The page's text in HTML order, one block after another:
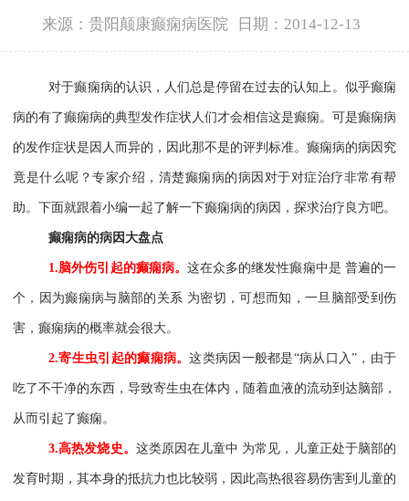
来源：贵阳颠康癫痫病医院 日期：2014-12-13
对于癫痫病的认识，人们总是停留在过去的认知上。似乎癫痫
病的有了癫痫病的典型发作症状人们才会相信这是癫痫。可是癫痫病
的发作症状是因人而异的，因此那不是的评判标准。癫痫病的病因究
竟是什么呢？专家介绍，清楚癫痫病的病因对于对症治疗非常有帮
助。下面就跟着小编一起了解一下癫痫病的病因，探求治疗良方吧。
癫痫病的病因大盘点
1.脑外伤引起的癫痫病。 这在众多的继发性癫痫中是 普遍的一
个，因为癫痫病与脑部的关系 为密切，可想而知，一旦脑部受到伤
害，癫痫病的概率就会很大。
2.寄生虫引起的癫痫病。这类病因一般都是“病从口入”，由于
吃了不干净的东西，导致寄生虫在体内，随着血液的流动到达脑部，
从而引起了癫痫。
3.高热发烧史。 这类原因在儿童中 为常见，儿童正处于脑部的
发育时期，其本身的抵抗力也比较弱，因此高热很容易伤害到儿童的